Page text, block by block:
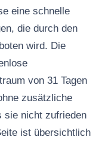
eine schnelle
die durch den
wird. Die
von 31 Tagen
zusätzliche
sie nicht zufrieden
ist übersichtlich